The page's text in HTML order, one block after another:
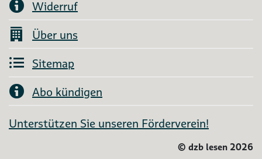
Widerruf
Über uns
Sitemap
Abo kündigen
Unterstützen Sie unseren Förderverein!
© dzb lesen 2026